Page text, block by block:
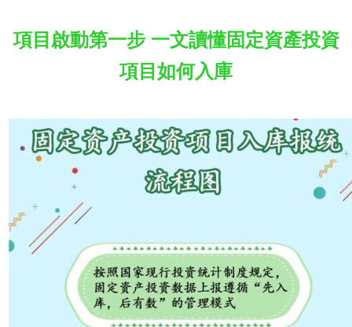
項目啟動第一步 一文讀懂固定資產投資
項目如何入庫